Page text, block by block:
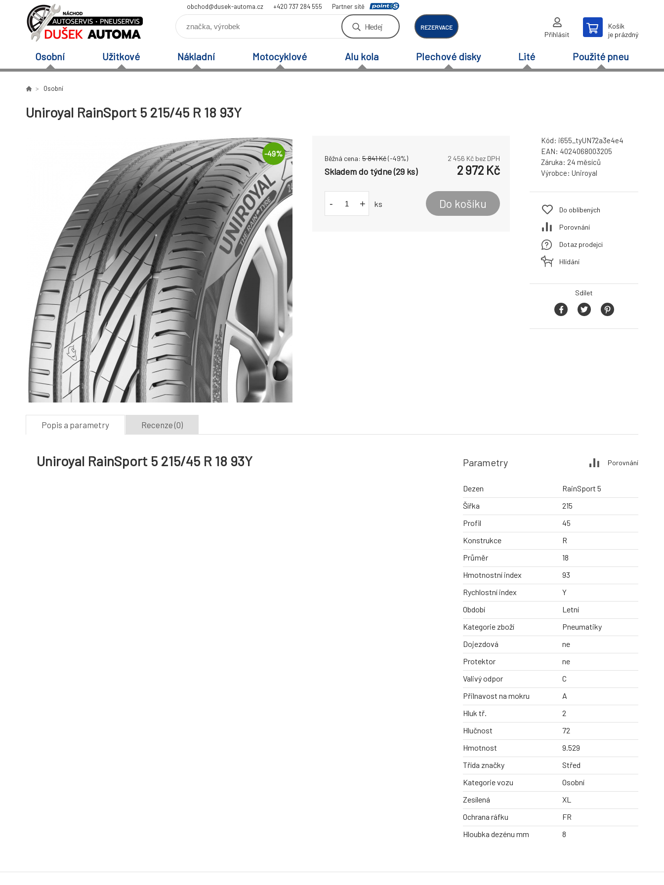
obchod@dusek-automa.cz +420 737 284 555 Partner sítě
Hledej REZERVACE
Přihlásit
Košík
je prázdný
Osobní Užitkové Nákladní Motocyklové Alu kola Plechové disky Lité Použité pneu
Osobní
Uniroyal RainSport 5 215/45 R 18 93Y
-49%
Běžná cena: 5 841Kč(-49%) 2 456 Kč bez DPH
Skladem do týdne (29 ks) 2 972 Kč
- + ks Do košíku
Kód: i655_tyUN72a3e4e4
EAN: 4024068003205
Záruka: 24 měsíců
Výrobce: Uniroyal
Do oblíbených
Porovnání
Dotaz prodejci
Hlídání
Sdílet
Popis a parametry Recenze (0)
Uniroyal RainSport 5 215/45 R 18 93Y Parametry Porovnání
Dezen
RainSport 5
Šířka
215
Profil
45
Konstrukce
R
Průměr
18
Hmotnostní index
93
Rychlostní index
Y
Období
Letní
Kategorie zboží
Pneumatiky
Dojezdová
ne
Protektor
ne
Valivý odpor
C
Přilnavost na mokru
A
Hluk tř.
2
Hlučnost
72
Hmotnost
9.529
Třída značky
Střed
Kategorie vozu
Osobní
Zesílená
XL
Ochrana ráfku
FR
Hloubka dezénu mm
8